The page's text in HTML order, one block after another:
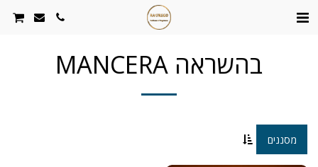
בהשראה MANCERA
מסננים